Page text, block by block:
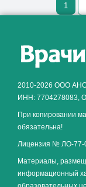
1
2010-2026 ООО АНО
ИНН: 7704278083,
При копировании
обязательна!
Лицензия № ЛО-77-
Материалы,
информационный